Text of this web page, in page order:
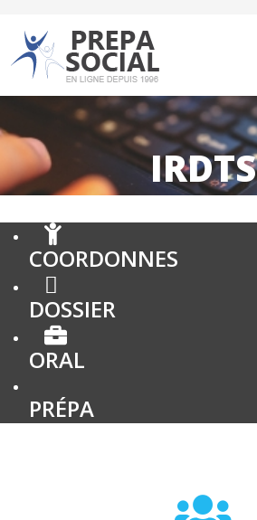
IRDTS
COORDONNES
DOSSIER
ORAL
PRÉPA